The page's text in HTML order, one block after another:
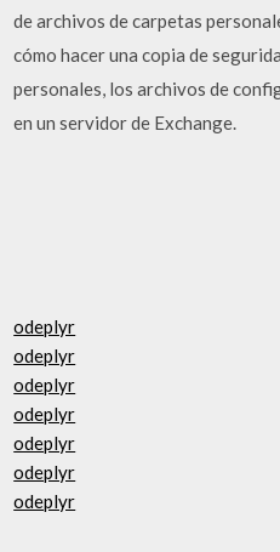
de archivos de carpetas
cómo hacer una copia de
personales, los archivos de
en un servidor de Exchange.
odeplyr
odeplyr
odeplyr
odeplyr
odeplyr
odeplyr
odeplyr